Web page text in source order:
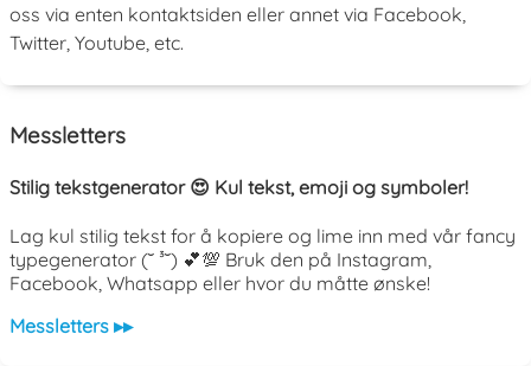
oss via enten kontaktsiden eller annet via Facebook,
Twitter, Youtube, etc.
Messletters
Stilig tekstgenerator 😍 Kul tekst, emoji og symboler!
Lag kul stilig tekst for å kopiere og lime inn med vår fancy
typegenerator (˘ ³˘) 💕💯 Bruk den på Instagram,
Facebook, Whatsapp eller hvor du måtte ønske!
Messletters ▸▸